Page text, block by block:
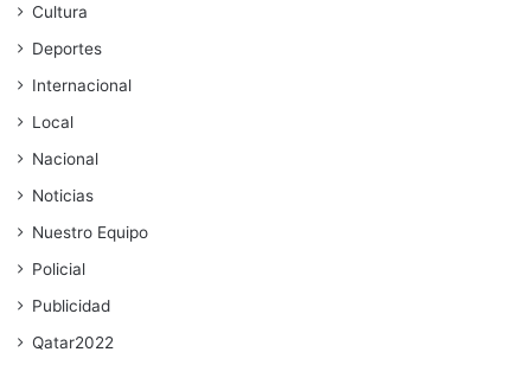
Cultura
Deportes
Internacional
Local
Nacional
Noticias
Nuestro Equipo
Policial
Publicidad
Qatar2022